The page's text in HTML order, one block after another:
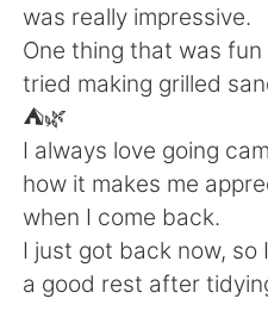
was really impressive.
One thing that was
tried making grilled
⛺🌿
I always love going
how it makes me
when I come back.
I just got back now, so
a good rest after